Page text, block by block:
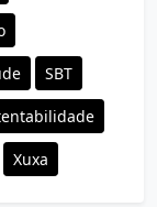
SBT
Xuxa